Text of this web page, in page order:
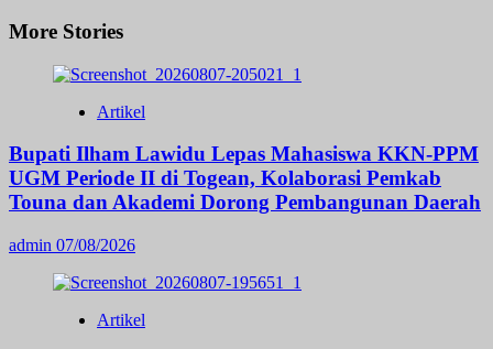
More Stories
Artikel
Bupati Ilham Lawidu Lepas Mahasiswa KKN-PPM
UGM Periode II di Togean, Kolaborasi Pemkab
Touna dan Akademi Dorong Pembangunan Daerah
admin 07/08/2026
Artikel